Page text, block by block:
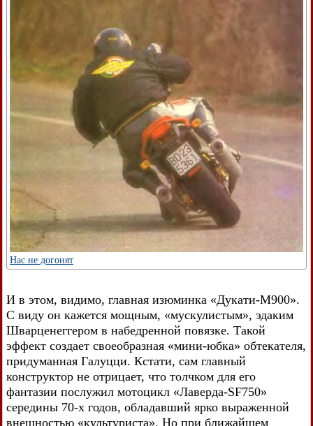
Нас не догонят
И в этом, видимо, главная изюминка «Дукати-М900».
С виду он кажется мощным, «мускулистым», эдаким
Шварценеггером в набедренной повязке. Такой
эффект создает своеобразная «мини-юбка» обтекателя,
придуманная Галуцци. Кстати, сам главный
конструктор не отрицает, что толчком для его
фантазии послужил мотоцикл «Лаверда-SF750»
середины 70-х годов, обладавший ярко выраженной
внешностью «культуриста». Но при ближайшем